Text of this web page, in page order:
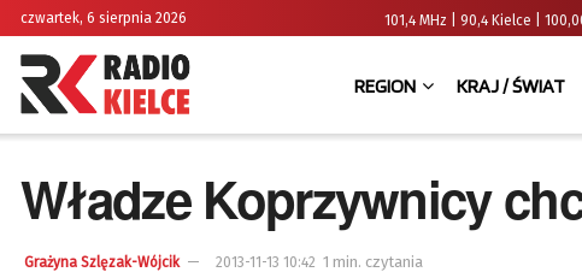
czwartek, 6 sierpnia 2026 101,4 MHz | 90,4 Kielce |
REGION KRAJ / ŚWIAT
Władze Koprzywnicy
Grażyna Szlęzak-Wójcik 2013-11-13 10:42 1 min. czytania